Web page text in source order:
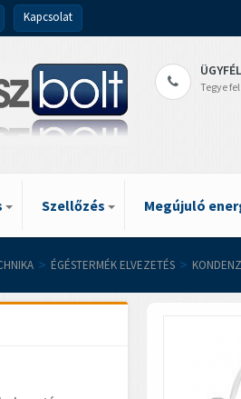
Kapcsolat
Tegye
Szellőzés Megújuló
> ÉGÉSTERMÉK ELVEZETÉS >